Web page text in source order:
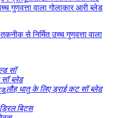
सॉ
ब्लेड
लौह धातु के लिए ड्राई कट सॉ ब्लेड
ड्रिल बिट्स